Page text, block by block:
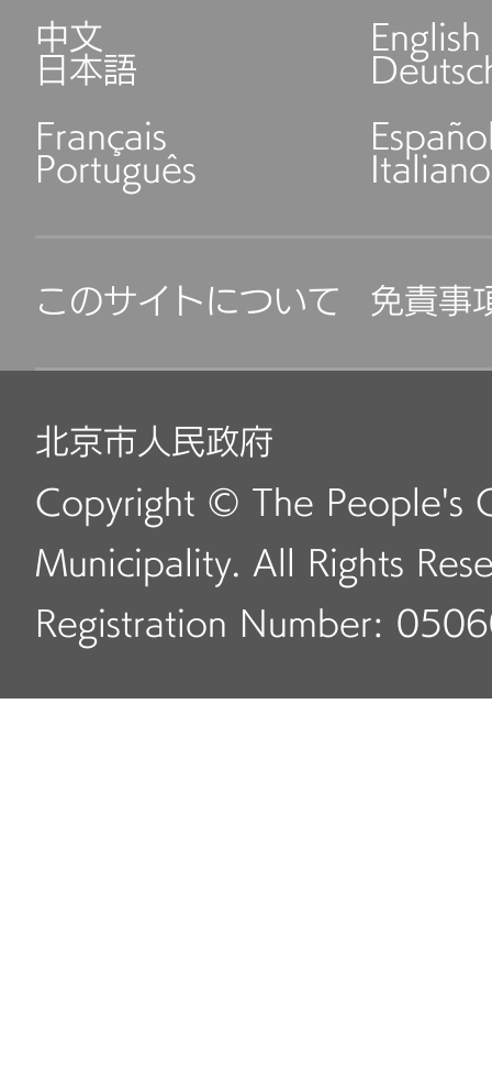
中文 English
日本語
Français
Português Italiano
このサイトについて 免責事
北京市人民政府
Copyright © The People's
Municipality. All Rights
Registration Number: